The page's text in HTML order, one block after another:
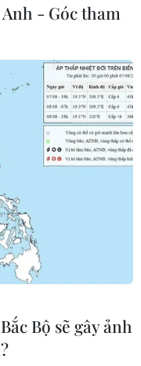
- Góc tham
Bộ sẽ gây ảnh